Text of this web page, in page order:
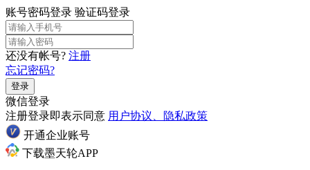
账号密码登录 验证码登录
还没有帐号? 注册
忘记密码?
登录
微信登录
注册登录即表示同意 用户协议、隐私政策
开通企业账号
下载墨天轮APP